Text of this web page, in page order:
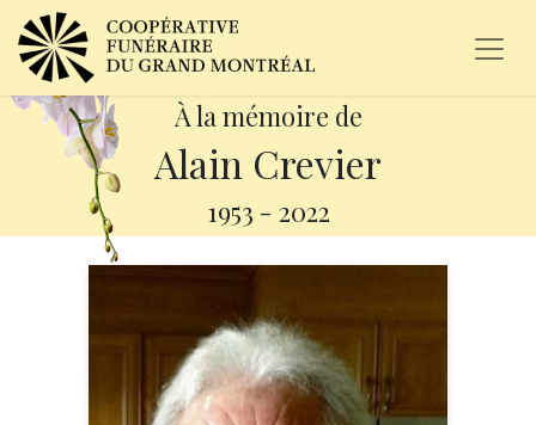
À la mémoire de
Alain Crevier
1953 - 2022